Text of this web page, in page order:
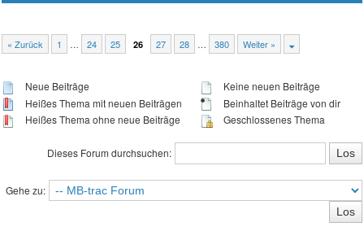
« Zurück 1 … 24 25 26 27 28 … 380 Weiter »
Neue Beiträge
Heißes Thema mit neuen Beiträgen
Heißes Thema ohne neue Beiträge
Keine neuen Beiträge
Beinhaltet Beiträge von dir
Geschlossenes Thema
Dieses Forum durchsuchen:
Gehe zu: